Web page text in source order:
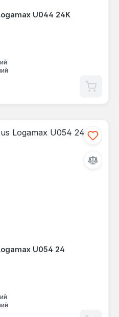
U044 24K
U054 24